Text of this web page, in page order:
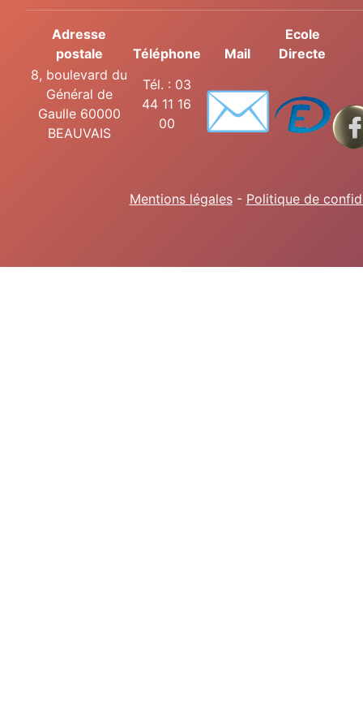
Adresse
postale
Téléphone Mail
Ecole
Directe
8, boulevard du
Général de
Gaulle 60000
BEAUVAIS
Tél. : 03
44 11 16
00
✉️
Mentions légales- Politique de